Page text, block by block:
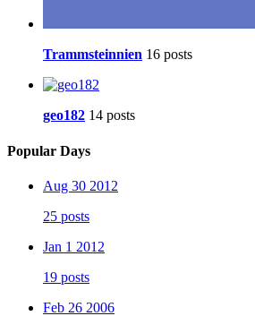
Trammsteinnien 16 posts
geo182 14 posts
Popular Days
Aug 30 2012
25 posts
Jan 1 2012
19 posts
Feb 26 2006